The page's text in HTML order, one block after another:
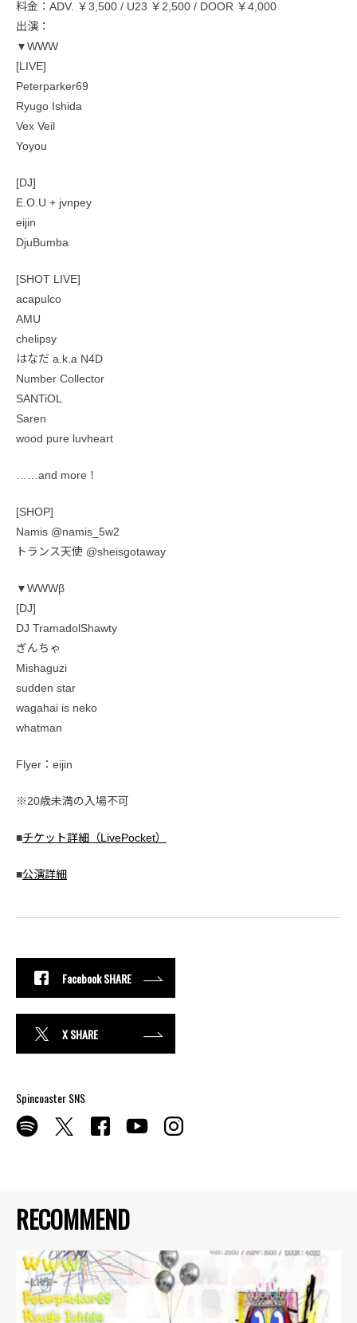
RECOMMEND
料金：ADV. ￥3,500 / U23 ￥2,500 / DOOR ￥4,000
出演：
▼WWW
[LIVE]
Peterparker69
Ryugo Ishida
Vex Veil
Yoyou
[DJ]
E.O.U + jvnpey
eijin
DjuBumba
[SHOT LIVE]
acapulco
AMU
chelipsy
はなだ a.k.a N4D
Number Collector
SANTiOL
Saren
wood pure luvheart
……and more！
[SHOP]
Namis @namis_5w2
トランス天使 @sheisgotaway
▼WWWβ
[DJ]
DJ TramadolShawty
ぎんちゃ
Mishaguzi
sudden star
wagahai is neko
whatman
Flyer：eijin
※20歳未満の入場不可
■チケット詳細（LivePocket）
■公演詳細
Facebook SHARE
X SHARE
Spincoaster SNS